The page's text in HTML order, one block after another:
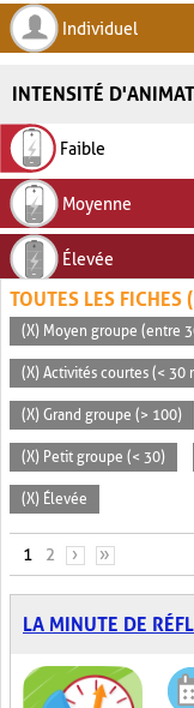
Individuel
INTENSITÉ
Faible
Moyenne
Élevée
TOUTES LES FICHES
(X) Moyen groupe (entre
(X) Activités courtes (< 30
(X) Grand groupe (> 100)
(X) Petit groupe (< 30)
(X) Élevée
PAGES
1 2 › »
LA MINUTE DE